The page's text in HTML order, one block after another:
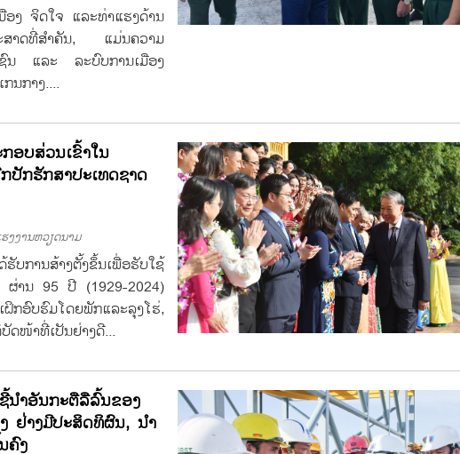
ອງ ຈິດໃຈ ແລະທ່າແຮງດ້ານ
າດທີ່ສຳຄັນ, ແມ່ນຄວາມ
ນ ແລະ ລະບົບການເມືອງ
ນກາງ....
ອບສ່ວນເຂົ້າໃນ
ປັກຮັກສາປະເທດຊາດ
ງານຫວຽດນາມ
ການສ້າງຕັ້ງຂຶ້ນເພື່ອຮັບໃຊ້
ຜ່ານ 95 ປີ (1929-2024)
ຮົມໂດຍພັກແລະລຸງໂຮ່,
ດໜ້າທີ່ເປັນຢ່າງດີ...
ນຳອັນກະຕືລືລົ້ນຂອງ
ຢ່າງມີປະສິດທິຜົນ, ນຳ
ຄົງ